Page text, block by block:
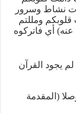
نشاط وسرور
قلوبكم ومللتم
أي فاتركوه
يجود القرآن
(المقدمة